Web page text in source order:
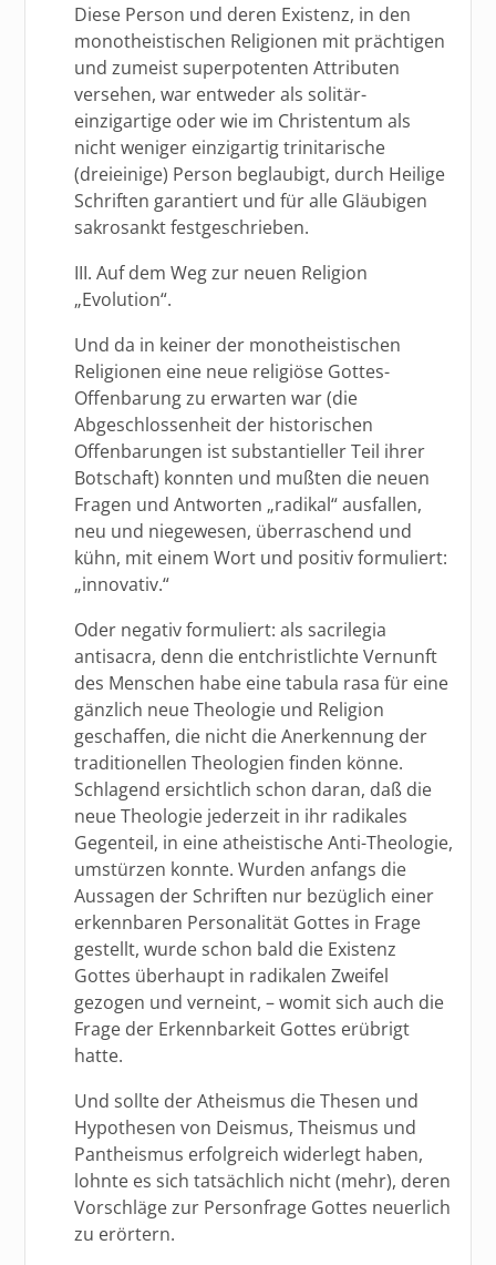
Diese Person und deren Existenz, in den
monotheistischen Religionen mit prächtigen
und zumeist superpotenten Attributen
versehen, war entweder als solitär-
einzigartige oder wie im Christentum als
nicht weniger einzigartig trinitarische
(dreieinige) Person beglaubigt, durch Heilige
Schriften garantiert und für alle Gläubigen
sakrosankt festgeschrieben.
III. Auf dem Weg zur neuen Religion
„Evolution“.
Und da in keiner der monotheistischen
Religionen eine neue religiöse Gottes-
Offenbarung zu erwarten war (die
Abgeschlossenheit der historischen
Offenbarungen ist substantieller Teil ihrer
Botschaft) konnten und mußten die neuen
Fragen und Antworten „radikal“ ausfallen,
neu und niegewesen, überraschend und
kühn, mit einem Wort und positiv formuliert:
„innovativ.“
Oder negativ formuliert: als sacrilegia
antisacra, denn die entchristlichte Vernunft
des Menschen habe eine tabula rasa für eine
gänzlich neue Theologie und Religion
geschaffen, die nicht die Anerkennung der
traditionellen Theologien finden könne.
Schlagend ersichtlich schon daran, daß die
neue Theologie jederzeit in ihr radikales
Gegenteil, in eine atheistische Anti-Theologie,
umstürzen konnte. Wurden anfangs die
Aussagen der Schriften nur bezüglich einer
erkennbaren Personalität Gottes in Frage
gestellt, wurde schon bald die Existenz
Gottes überhaupt in radikalen Zweifel
gezogen und verneint, – womit sich auch die
Frage der Erkennbarkeit Gottes erübrigt
hatte.
Und sollte der Atheismus die Thesen und
Hypothesen von Deismus, Theismus und
Pantheismus erfolgreich widerlegt haben,
lohnte es sich tatsächlich nicht (mehr), deren
Vorschläge zur Personfrage Gottes neuerlich
zu erörtern.